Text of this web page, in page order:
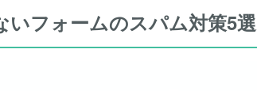
いフォームのスパム対策5選